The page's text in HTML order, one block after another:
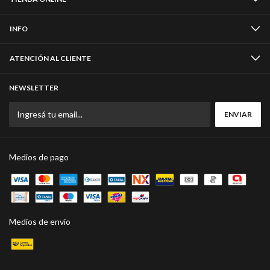
INFO
ATENCIÓN AL CLIENTE
NEWSLETTER
Medios de pago
Medios de envío